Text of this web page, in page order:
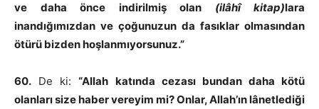
ve daha önce indirilmiş olan (ilâhî kitap)lara
inandığımızdan ve çoğunuzun da fasıklar olmasından
ötürü bizden hoşlanmıyorsunuz.”
60. De ki:“Allah katında cezası bundan daha kötü
olanları size haber vereyim mi? Onlar, Allah’ın lânetlediği